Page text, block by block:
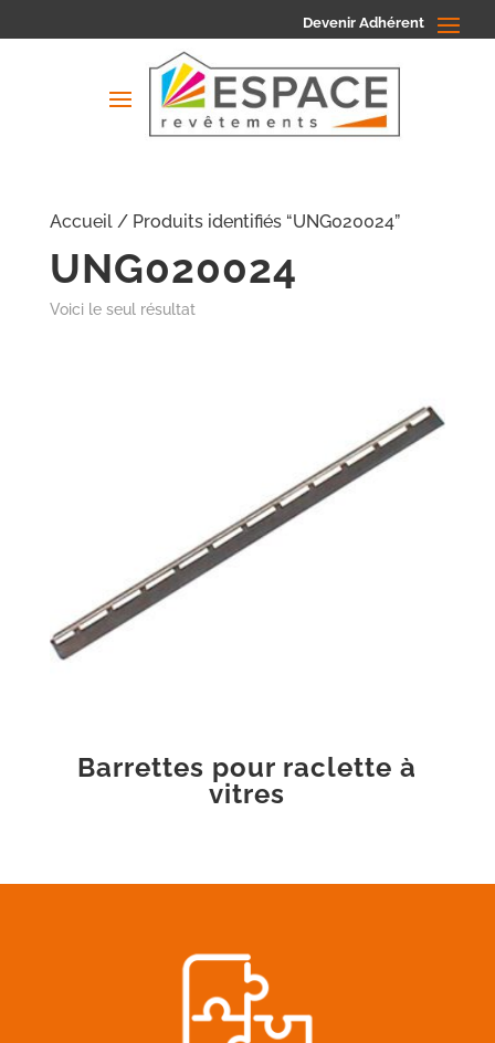
Devenir Adhérent
Accueil/ Produits identifiés “UNG020024”
UNG020024
Voici le seul résultat
Barrettes pour raclette à
vitres